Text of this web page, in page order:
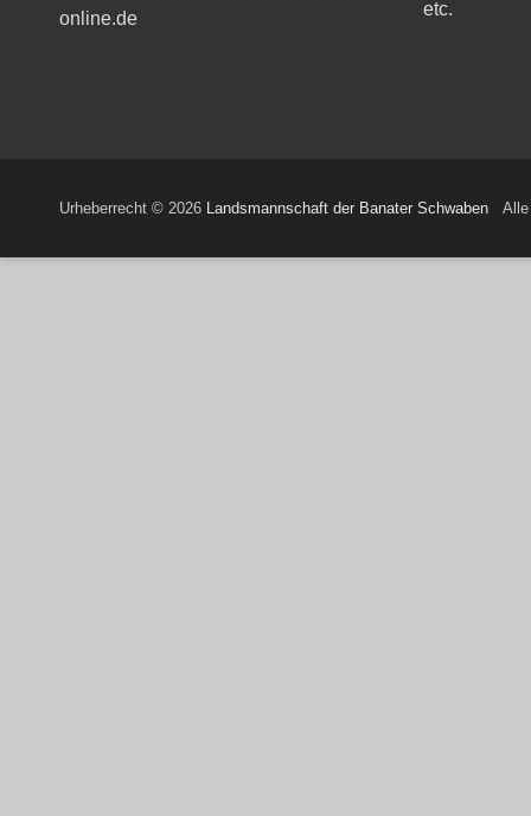
online.de
etc.
Urheberrecht © 2026 Landsmannschaft der Banater Schwaben Alle